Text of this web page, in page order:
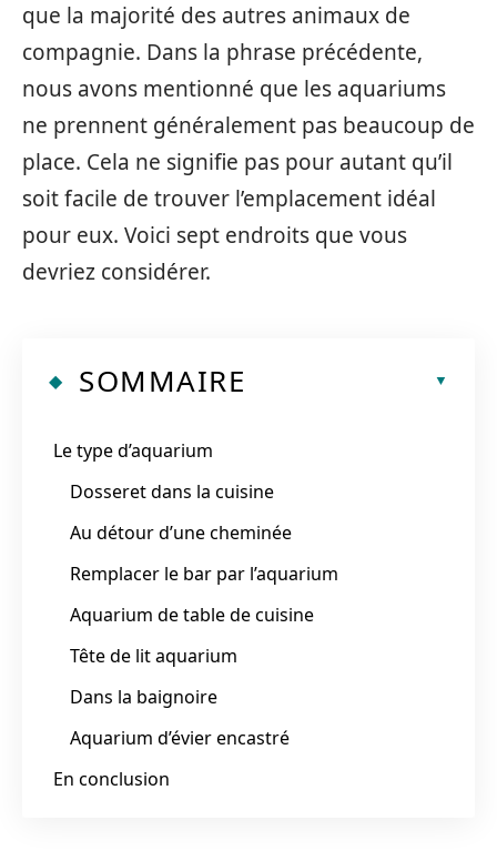
que la majorité des autres animaux de
compagnie. Dans la phrase précédente,
nous avons mentionné que les aquariums
ne prennent généralement pas beaucoup de
place. Cela ne signifie pas pour autant qu’il
soit facile de trouver l’emplacement idéal
pour eux. Voici sept endroits que vous
devriez considérer.
SOMMAIRE
Le type d’aquarium
Dosseret dans la cuisine
Au détour d’une cheminée
Remplacer le bar par l’aquarium
Aquarium de table de cuisine
Tête de lit aquarium
Dans la baignoire
Aquarium d’évier encastré
En conclusion